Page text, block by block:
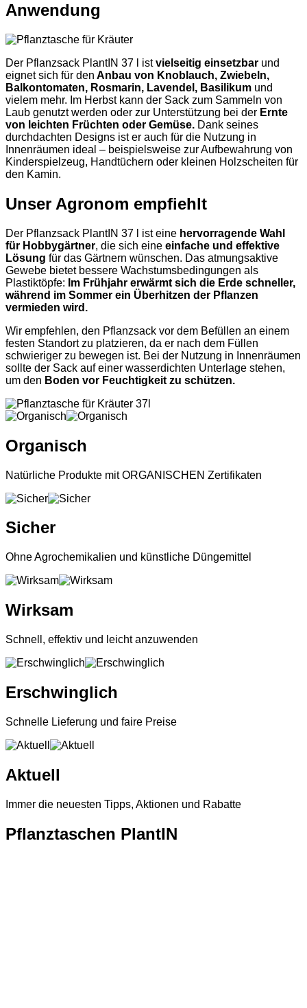
Anwendung
Der Pflanzsack PlantIN 37 l istvielseitig einsetzbar und
eignet sich für den Anbau von Knoblauch, Zwiebeln,
Balkontomaten, Rosmarin, Lavendel, Basilikum und
vielem mehr. Im Herbst kann der Sack zum Sammeln von
Laub genutzt werden oder zur Unterstützung bei der Ernte
von leichten Früchten oder Gemüse. Dank seines
durchdachten Designs ist er auch für die Nutzung in
Innenräumen ideal – beispielsweise zur Aufbewahrung von
Kinderspielzeug, Handtüchern oder kleinen Holzscheiten für
den Kamin.
Unser Agronom empfiehlt
Der Pflanzsack PlantIN 37 l ist eine hervorragende Wahl
für Hobbygärtner, die sich eine einfache und effektive
Lösung für das Gärtnern wünschen. Das atmungsaktive
Gewebe bietet bessere Wachstumsbedingungen als
Plastiktöpfe: Im Frühjahr erwärmt sich die Erde schneller,
während im Sommer ein Überhitzen der Pflanzen
vermieden wird.
Wir empfehlen, den Pflanzsack vor dem Befüllen an einem
festen Standort zu platzieren, da er nach dem Füllen
schwieriger zu bewegen ist. Bei der Nutzung in Innenräumen
sollte der Sack auf einer wasserdichten Unterlage stehen,
um den Boden vor Feuchtigkeit zu schützen.
Organisch
Natürliche Produkte mit ORGANISCHEN Zertifikaten
Sicher
Ohne Agrochemikalien und künstliche Düngemittel
Wirksam
Schnell, effektiv und leicht anzuwenden
Erschwinglich
Schnelle Lieferung und faire Preise
Aktuell
Immer die neuesten Tipps, Aktionen und Rabatte
Pflanztaschen PlantIN